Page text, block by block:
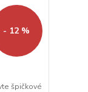
- 12 %
špičkové